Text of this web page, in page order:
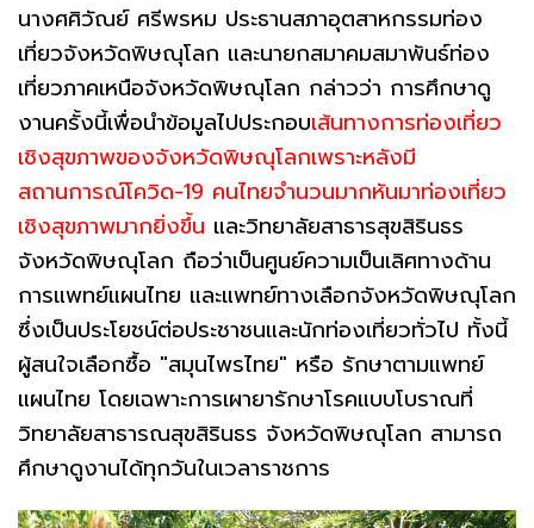
นางศศิวัณย์ ศรีพรหม ประธานสภาอุตสาหกรรมท่อง
เที่ยวจังหวัดพิษณุโลก และนายกสมาคมสมาพันธ์ท่อง
เที่ยวภาคเหนือจังหวัดพิษณุโลก กล่าวว่า การศึกษาดู
งานครั้งนี้เพื่อนำข้อมูลไปประกอบเส้นทางการท่องเที่ยว
เชิงสุขภาพของจังหวัดพิษณุโลกเพราะหลังมี
สถานการณ์โควิด-19 คนไทยจำนวนมากหันมาท่องเที่ยว
เชิงสุขภาพมากยิ่งขึ้น และวิทยาลัยสาธารสุขสิรินธร
จังหวัดพิษณุโลก ถือว่าเป็นศูนย์ความเป็นเลิศทางด้าน
การแพทย์แผนไทย และแพทย์ทางเลือกจังหวัดพิษณุโลก
ซึ่งเป็นประโยชน์ต่อประชาชนและนักท่องเที่ยวทั่วไป ทั้งนี้
ผู้สนใจเลือกซื้อ "สมุนไพรไทย" หรือ รักษาตามแพทย์
แผนไทย โดยเฉพาะการเผายารักษาโรคแบบโบราณที่
วิทยาลัยสาธารณสุขสิรินธร จังหวัดพิษณุโลก สามารถ
ศึกษาดูงานได้ทุกวันในเวลาราชการ